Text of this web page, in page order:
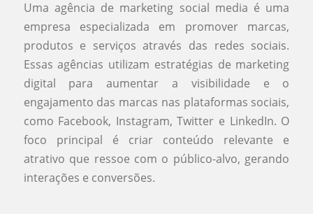
Uma agência de marketing social media é uma
empresa especializada em promover marcas,
produtos e serviços através das redes sociais.
Essas agências utilizam estratégias de marketing
digital para aumentar a visibilidade e o
engajamento das marcas nas plataformas sociais,
como Facebook, Instagram, Twitter e LinkedIn. O
foco principal é criar conteúdo relevante e
atrativo que ressoe com o público-alvo, gerando
interações e conversões.